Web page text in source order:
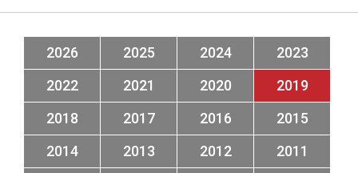
2026 2025 2024
2023
2022
2021 2020
2019
2018
2017 2016
2015
2014
2013 2012
2011